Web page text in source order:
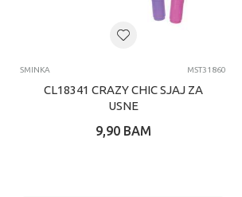
SMINKA MST31860
CL18341 CRAZY CHIC SJAJ ZA
USNE
9,90 BAM